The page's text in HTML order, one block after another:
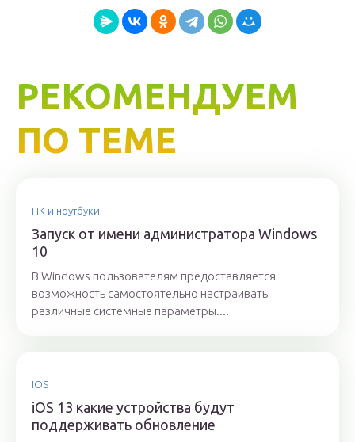
РЕКОМЕНДУЕМ
ПО ТЕМЕ
ПК и ноутбуки
Запуск от имени администратора Windows
10
В Windows пользователям предоставляется
возможность самостоятельно настраивать
различные системные параметры....
IOS
iOS 13 какие устройства будут
поддерживать обновление